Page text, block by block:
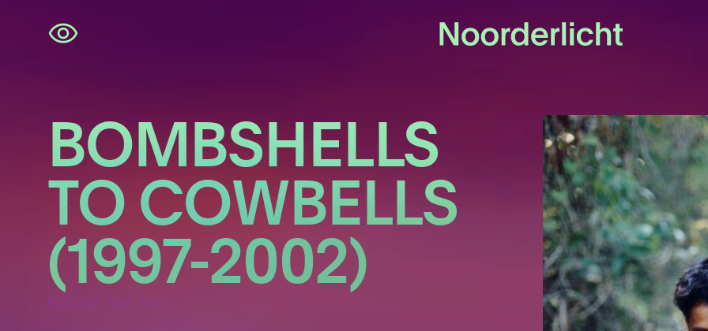
Navigatie
overslaan
BOMBSHELLS
TO COWBELLS
(1997-2002)
Khiang Han Hei